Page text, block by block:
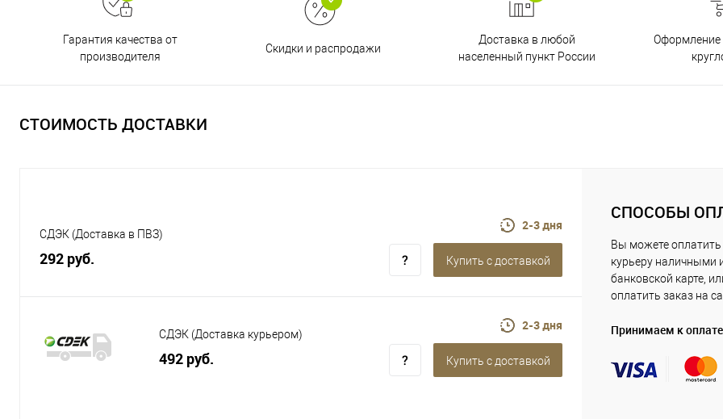
Гарантия качества от
производителя
Скидки и распродажи
Доставка в любой
населенный пункт России
Оформление
СТОИМОСТЬ ДОСТАВКИ
СДЭК (Доставка в ПВЗ)
292 руб.
2-3 дня
Купить c доставкой
СДЭК (Доставка курьером)
492 руб.
2-3 дня
Купить c доставкой
СПОСОБЫ
Вы можете оплатить
курьеру наличными
банковской карте,
оплатить заказ на
Принимаем к оплате